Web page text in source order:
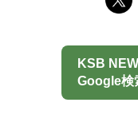
KSB
Google検